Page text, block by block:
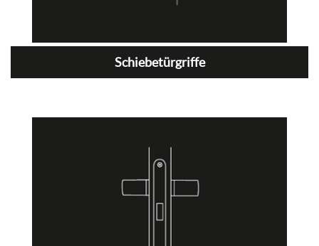
Schiebetürgriffe